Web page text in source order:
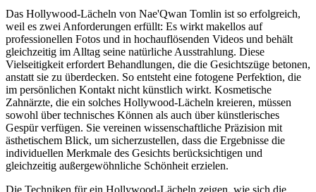
Das Hollywood-Lächeln von Nae'Qwan Tomlin ist so erfolgreich,
weil es zwei Anforderungen erfüllt: Es wirkt makellos auf
professionellen Fotos und in hochauflösenden Videos und behält
gleichzeitig im Alltag seine natürliche Ausstrahlung. Diese
Vielseitigkeit erfordert Behandlungen, die die Gesichtszüge betonen,
anstatt sie zu überdecken. So entsteht eine fotogene Perfektion, die
im persönlichen Kontakt nicht künstlich wirkt. Kosmetische
Zahnärzte, die ein solches Hollywood-Lächeln kreieren, müssen
sowohl über technisches Können als auch über künstlerisches
Gespür verfügen. Sie vereinen wissenschaftliche Präzision mit
ästhetischem Blick, um sicherzustellen, dass die Ergebnisse die
individuellen Merkmale des Gesichts berücksichtigen und
gleichzeitig außergewöhnliche Schönheit erzielen.